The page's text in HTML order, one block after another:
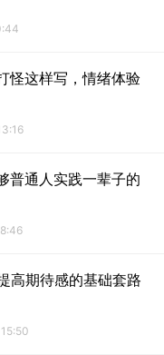
怪这样写，情绪体验
普通人实践一辈子的
高期待感的基础套路